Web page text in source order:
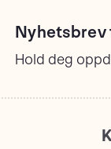
Nyhetsbrev
Hold deg